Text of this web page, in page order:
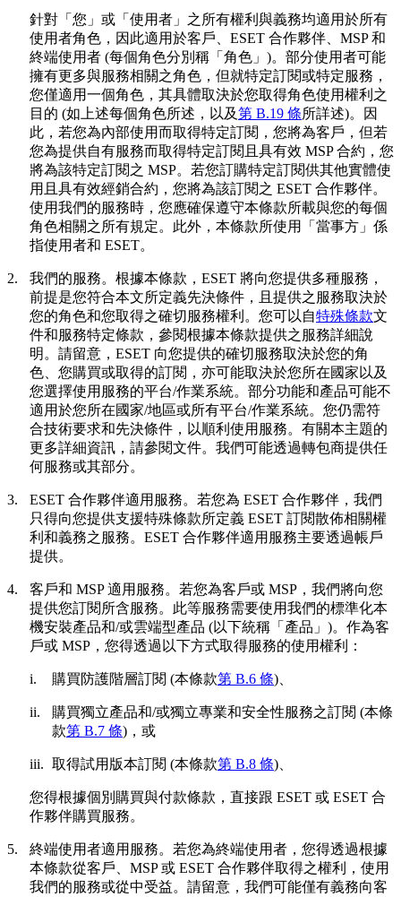
針對「您」或「使用者」之所有權利與義務均適用於所有
使用者角色，因此適用於客戶、ESET 合作夥伴、MSP 和
終端使用者 (每個角色分別稱「 角色 」)。部分使用者可能
擁有更多與服務相關之角色，但就特定訂閱或特定服務，
您僅適用一個角色，其具體取決於您取得角色使用權利之
目的 (如上述每個角色所述，以及第 B.19 條所詳述)。因
此，若您為內部使用而取得特定訂閱，您將為客戶，但若
您為提供自有服務而取得特定訂閱且具有效 MSP 合約，您
將為該特定訂閱之 MSP。若您訂購特定訂閱供其他實體使
用且具有效經銷合約，您將為該訂閱之 ESET 合作夥伴。
使用我們的服務時，您應確保遵守本條款所載與您的每個
角色相關之所有規定。此外，本條款所使用「 當事方 」係
指使用者和 ESET。
2. 我們的服務。 根據本條款，ESET 將向您提供多種服務，
前提是您符合本文所定義先決條件，且提供之服務取決於
您的角色和您取得之確切服務權利。您可以自特殊條款文
件和服務特定條款，參閱根據本條款提供之服務詳細說
明。請留意，ESET 向您提供的確切服務取決於您的角
色、您購買或取得的訂閱，亦可能取決於您所在國家以及
您選擇使用服務的平台/作業系統。部分功能和產品可能不
適用於您所在國家/地區或所有平台/作業系統。您仍需符
合技術要求和先決條件，以順利使用服務。有關本主題的
更多詳細資訊，請參閱文件。我們可能透過轉包商提供任
何服務或其部分。
3. ESET 合作夥伴適用服務。 若您為 ESET 合作夥伴，我們
只得向您提供支援特殊條款所定義 ESET 訂閱散佈相關權
利和義務之服務。ESET 合作夥伴適用服務主要透過帳戶
提供。
4. 客戶和 MSP 適用服務。 若您為客戶或 MSP，我們將向您
提供您訂閱所含服務。此等服務需要使用我們的標準化本
機安裝產品和/或雲端型產品 (以下統稱「 產品 」)。作為客
戶或 MSP，您得透過以下方式取得服務的使用權利：
i. 購買防護階層訂閱 (本條款第 B.6 條)、
ii.
購買獨立產品和/或獨立專業和安全性服務之訂閱 (本條
款第 B.7 條)，或
iii. 取得試用版本訂閱 (本條款第 B.8 條)、
您得根據個別購買與付款條款，直接跟 ESET 或 ESET 合
作夥伴購買服務。
5. 終端使用者適用服務。 若您為終端使用者，您得透過根據
本條款從客戶、MSP 或 ESET 合作夥伴取得之權利，使用
我們的服務或從中受益。請留意，我們可能僅有義務向客